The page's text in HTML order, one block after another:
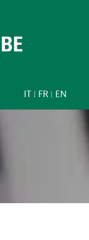
IT FR EN